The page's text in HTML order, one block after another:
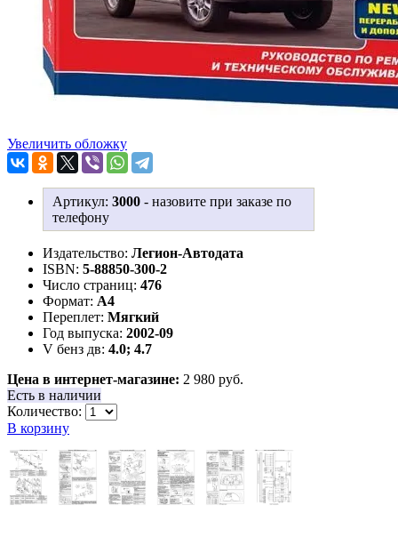
Увеличить обложку
Артикул: 3000 - назовите при заказе по
телефону
Издательство: Легион-Aвтодата
ISBN: 5-88850-300-2
Число страниц: 476
Формат: А4
Переплет: Мягкий
Год выпуска: 2002-09
V бенз дв: 4.0; 4.7
Цена в интернет-магазине: 2 980 руб.
Есть в наличии
Количество:
В корзину